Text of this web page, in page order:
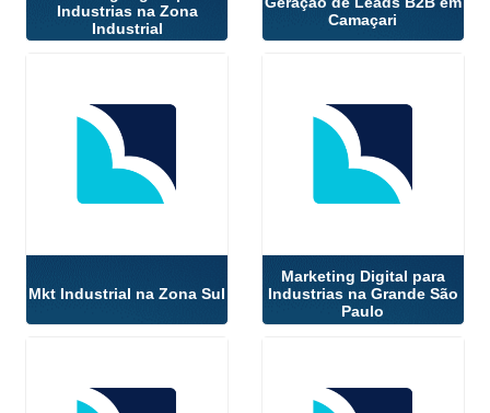
Industrias na Zona
Industrial
Camaçari
Mkt Industrial na Zona Sul
Marketing Digital para
Industrias na Grande São
Paulo